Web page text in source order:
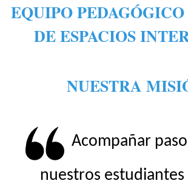
EQUIPO
DE ESPACIOS
NUESTRA
Acompañar
nuestros estudiantes